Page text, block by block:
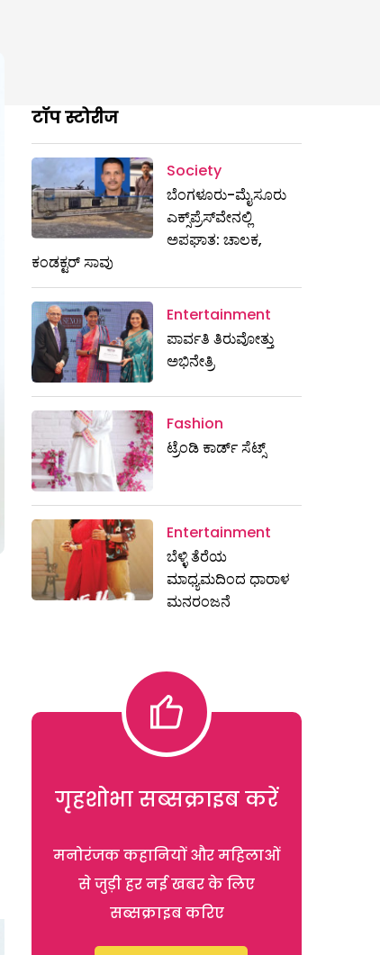
टॉप स्टोरीज
Society
ಬೆಂಗಳೂರು-ಮೈಸೂರು
ಎಕ್ಸ್​ಪ್ರೆಸ್‌ವೇನಲ್ಲಿ
ಅಪಘಾತ: ಚಾಲಕ,
ಕಂಡಕ್ಟರ್ ಸಾವು
Entertainment
ಪಾರ್ವತಿ ತಿರುವೋತ್ತು
ಅಭಿನೇತ್ರಿ
Fashion
ಟ್ರೆಂಡಿ ಕಾರ್ಡ್‌ ಸೆಟ್ಸ್
Entertainment
ಬೆಳ್ಳಿ ತೆರೆಯ
ಮಾಧ್ಯಮದಿಂದ ಧಾರಾಳ
ಮನರಂಜನೆ
गृहशोभा सब्सक्राइब करें
मनोरंजक कहानियों और महिलाओं
से जुड़ी हर नई खबर के लिए
सब्सक्राइब करिए